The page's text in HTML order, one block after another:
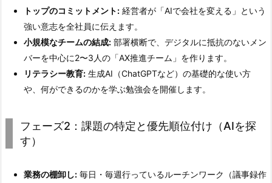
トップのコミットメント: 経営者が「AIで会社を変える」という
強い意志を全社員に伝えます。
小規模なチームの結成: 部署横断で、デジタルに抵抗のないメン
バーを中心に2〜3人の「AX推進チーム」を作ります。
リテラシー教育: 生成AI（ChatGPTなど）の基礎的な使い方
や、何ができるのかを学ぶ勉強会を開催します。
フェーズ2：課題の特定と優先順位付け（AIを探
す）
業務の棚卸し: 毎日・毎週行っているルーチンワーク（議事録作